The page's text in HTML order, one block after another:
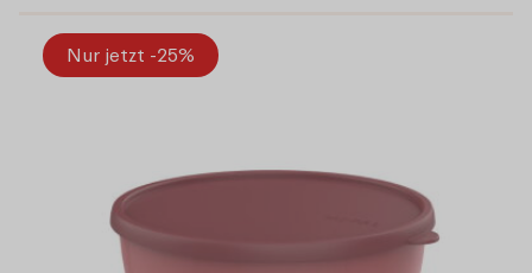
Nur jetzt -25%